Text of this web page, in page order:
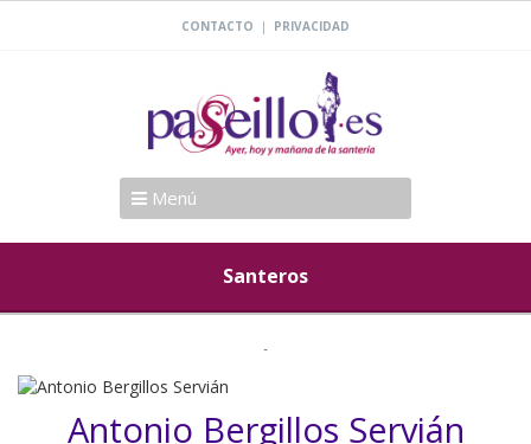
CONTACTO | PRIVACIDAD
Menú
Santeros
Antonio Bergillos Servián